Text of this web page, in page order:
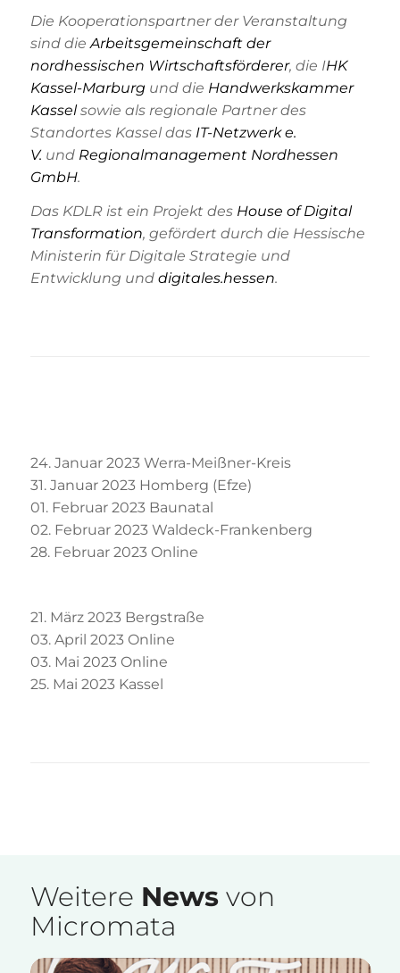
Die Kooperationspartner der Veranstaltung
sind die Arbeitsgemeinschaft der
nordhessischen Wirtschaftsförderer, die IHK
Kassel-Marburg und die Handwerkskammer
Kasselsowie als regionale Partner des
Standortes Kassel das IT-Netzwerk e.
V.und Regionalmanagement Nordhessen
GmbH.
Das KDLR ist ein Projekt des House of Digital
Transformation, gefördert durch die Hessische
Ministerin für Digitale Strategie und
Entwicklung und digitales.hessen.
24. Januar 2023 Werra-Meißner-Kreis
31. Januar 2023 Homberg (Efze)
01. Februar 2023 Baunatal
02. Februar 2023 Waldeck-Frankenberg
28. Februar 2023 Online
21. März 2023 Bergstraße
03. April 2023 Online
03. Mai 2023 Online
25. Mai 2023 Kassel
Weitere Newsvon
Micromata